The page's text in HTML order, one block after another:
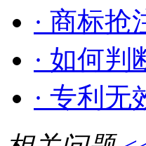
· 商标
· 如何
· 专利